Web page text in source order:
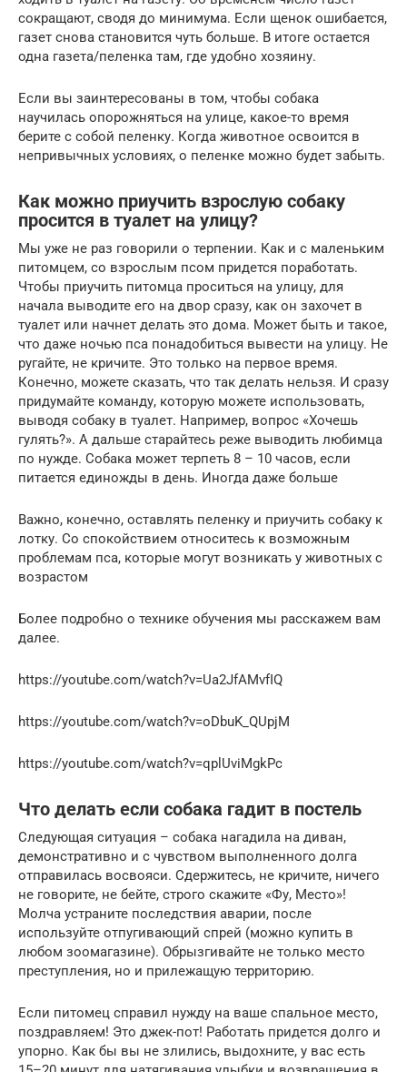
сокращают, сводя до минимума. Если щенок ошибается,
газет снова становится чуть больше. В итоге остается
одна газета/пеленка там, где удобно хозяину.
Если вы заинтересованы в том, чтобы собака
научилась опорожняться на улице, какое-то время
берите с собой пеленку. Когда животное освоится в
непривычных условиях, о пеленке можно будет забыть.
Как можно приучить взрослую собаку
просится в туалет на улицу?
Мы уже не раз говорили о терпении. Как и с маленьким
питомцем, со взрослым псом придется поработать.
Чтобы приучить питомца проситься на улицу, для
начала выводите его на двор сразу, как он захочет в
туалет или начнет делать это дома. Может быть и такое,
что даже ночью пса понадобиться вывести на улицу. Не
ругайте, не кричите. Это только на первое время.
Конечно, можете сказать, что так делать нельзя. И сразу
придумайте команду, которую можете использовать,
выводя собаку в туалет. Например, вопрос «Хочешь
гулять?». А дальше старайтесь реже выводить любимца
по нужде. Собака может терпеть 8 – 10 часов, если
питается единожды в день. Иногда даже больше
Важно, конечно, оставлять пеленку и приучить собаку к
лотку. Со спокойствием относитесь к возможным
проблемам пса, которые могут возникать у животных с
возрастом
Более подробно о технике обучения мы расскажем вам
далее.
https://youtube.com/watch?v=Ua2JfAMvfIQ
https://youtube.com/watch?v=oDbuK_QUpjM
https://youtube.com/watch?v=qplUviMgkPc
Что делать если собака гадит в постель
Следующая ситуация – собака нагадила на диван,
демонстративно и с чувством выполненного долга
отправилась восвояси. Сдержитесь, не кричите, ничего
не говорите, не бейте, строго скажите «Фу, Место»!
Молча устраните последствия аварии, после
используйте отпугивающий спрей (можно купить в
любом зоомагазине). Обрызгивайте не только место
преступления, но и прилежащую территорию.
Если питомец справил нужду на ваше спальное место,
поздравляем! Это джек-пот! Работать придется долго и
упорно. Как бы вы не злились, выдохните, у вас есть